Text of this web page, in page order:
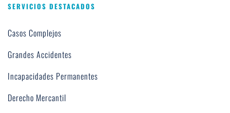
SERVICIOS DESTACADOS
Casos Complejos
Grandes Accidentes
Incapacidades Permanentes
Derecho Mercantil